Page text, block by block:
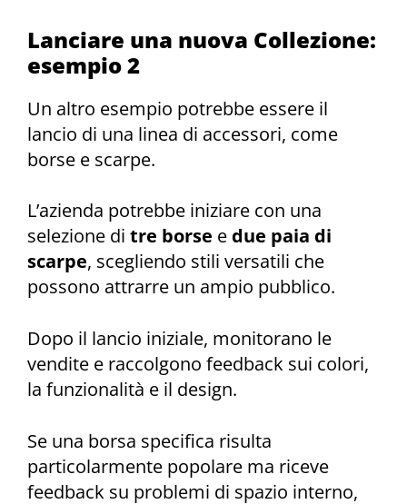
Lanciare una nuova Collezione:
esempio 2
Un altro esempio potrebbe essere il
lancio di una linea di accessori, come
borse e scarpe.
L’azienda potrebbe iniziare con una
selezione di tre borse e due paia di
scarpe, scegliendo stili versatili che
possono attrarre un ampio pubblico.
Dopo il lancio iniziale, monitorano le
vendite e raccolgono feedback sui colori,
la funzionalità e il design.
Se una borsa specifica risulta
particolarmente popolare ma riceve
feedback su problemi di spazio interno,